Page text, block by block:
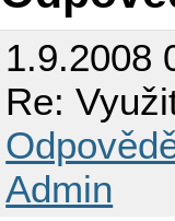
1.9.2008
Re:
Admin